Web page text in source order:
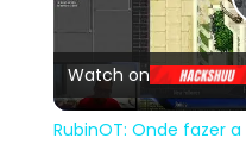
Watch on
RubinOT: Onde fazer